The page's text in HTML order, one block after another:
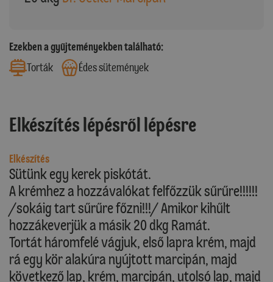
Ezekben a gyűjteményekben található:
Torták
Édes sütemények
Elkészítés lépésről lépésre
Elkészítés
Sütünk egy kerek piskótát.
A krémhez a hozzávalókat felfőzzük sűrűre!!!!!!
/sokáig tart sűrűre főzni!!!/ Amikor kihűlt
hozzákeverjük a másik 20 dkg Ramát.
Tortát háromfelé vágjuk, első lapra krém, majd
rá egy kör alakúra nyújtott marcipán, majd
következő lap, krém, marcipán, utolsó lap, majd